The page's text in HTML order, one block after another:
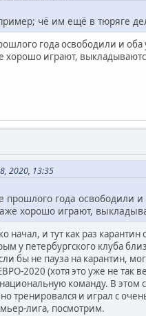
чё им ещё в тюряге
года освободили и оба
играют,
2020, 13:35
прошлого года освободили
хорошо играют,
начал, и тут как раз
у петербургского клуба
бы не пауза на карантин,
2020 (хотя это уже не так
команду. В
тренировался и играл с
лига, посмотрим.